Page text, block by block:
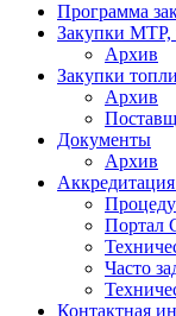
Программа
Закупки МТР,
Архив
Закупки
Архив
Документы
Архив
Портал
Часто
Контактная